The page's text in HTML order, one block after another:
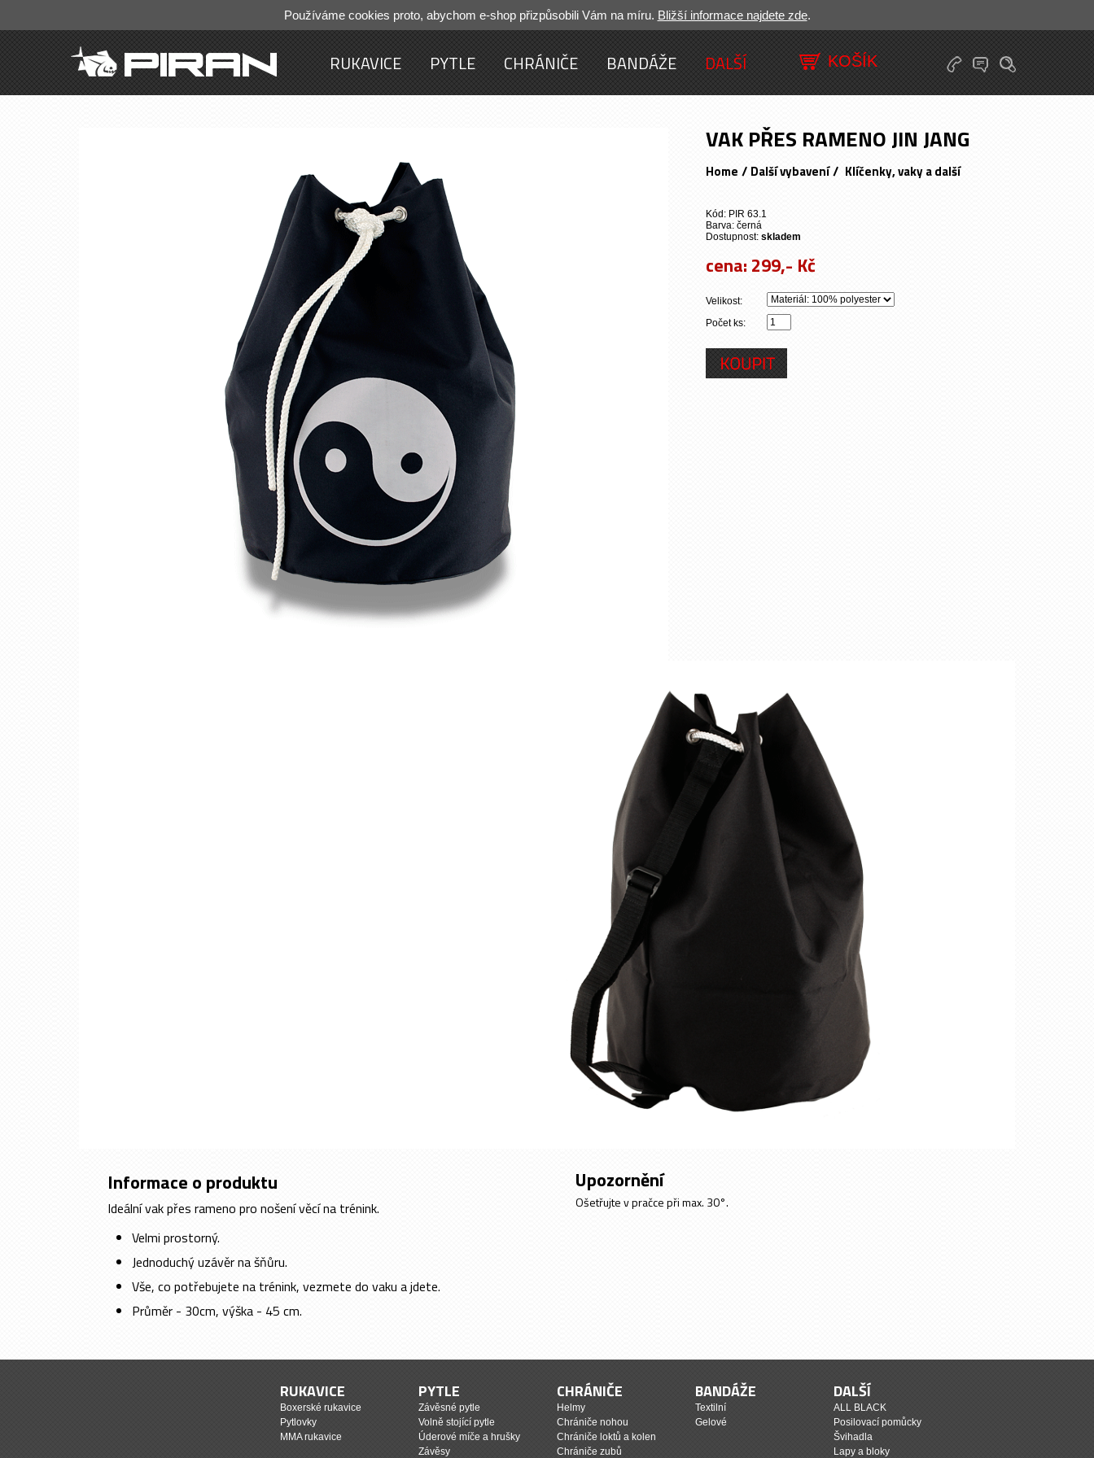
Používáme cookies proto, abychom e-shop přizpůsobili Vám na míru. Bližší informace najdete zde.
RUKAVICE PYTLE CHRÁNIČE BANDÁŽE DALŠÍ
VAK PŘES RAMENO JIN JANG
Home / Další vybavení/ Klíčenky, vaky a další
Kód: PIR 63.1
Barva: černá
Dostupnost: skladem
cena: 299,- Kč
Velikost:
Počet ks:
Informace o produktu
Ideální vak přes rameno pro nošení věcí na trénink.
Velmi prostorný.
Jednoduchý uzávěr na šňůru.
Vše, co potřebujete na trénink, vezmete do vaku a jdete.
Průměr - 30cm, výška - 45 cm.
Upozornění
Ošetřujte v pračce při max. 30°.
RUKAVICE
Boxerské rukavice
Pytlovky
MMA rukavice
PYTLE
Závěsné pytle
Volně stojící pytle
Úderové míče a hrušky
Závěsy
CHRÁNIČE
Helmy
Chrániče nohou
Chrániče loktů a kolen
Chrániče zubů
BANDÁŽE
Textilní
Gelové
DALŠÍ
ALL BLACK
Posilovací pomůcky
Švihadla
Lapy a bloky